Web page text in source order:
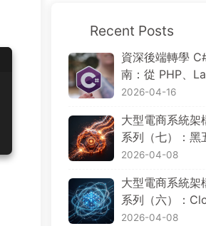
Recent Posts
資深後端轉學
南：從 PHP、
l、Go、Node.js
電商實戰
2026-04-16
大型電商系統架
系列（七）：黑
促場景下的限流
成本控制
2026-04-08
大型電商系統架
系列（六）：
nt、WAF、ALB
2026-04-08